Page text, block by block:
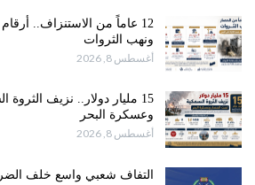
12 عاماً من الاستنزاف..
ونهب الثروات
أغسطس 8, 2026
15 مليار دولار.. نزيف
وعسكرة البحر
أغسطس 8, 2026
التفاف شعبي واسع خلف